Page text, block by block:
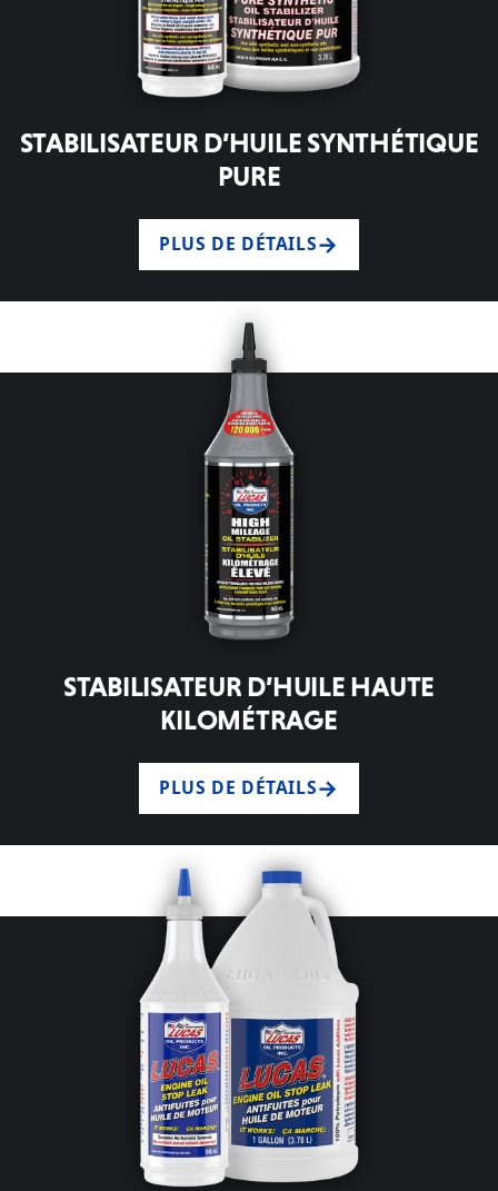
STABILISATEUR D’HUILE SYNTHÉTIQUE
PURE
PLUS DE DÉTAILS
STABILISATEUR D’HUILE HAUTE
KILOMÉTRAGE
PLUS DE DÉTAILS